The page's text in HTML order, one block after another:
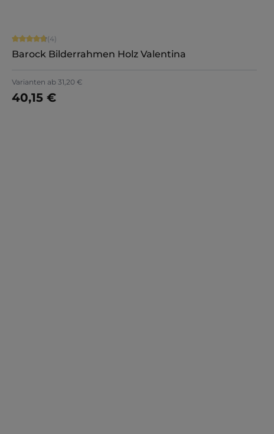
Durchschnittliche Bewertung von 4.75 von 5 Sternen
(4)
Barock Bilderrahmen Holz Valentina
Varianten ab 31,20 €
40,15 €